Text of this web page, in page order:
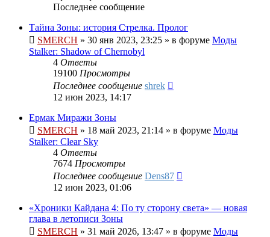
Последнее сообщение
Тайна Зоны: история Стрелка. Пролог
SMERCH » 30 янв 2023, 23:25 » в форуме Моды
Stalker: Shadow of Chernobyl
4 Ответы
19100 Просмотры
Последнее сообщение shrek
12 июн 2023, 14:17
Ермак Миражи Зоны
SMERCH » 18 май 2023, 21:14 » в форуме Моды
Stalker: Clear Sky
4 Ответы
7674 Просмотры
Последнее сообщение Dens87
12 июн 2023, 01:06
«Хроники Кайдана 4: По ту сторону света» — новая
глава в летописи Зоны
SMERCH » 31 май 2026, 13:47 » в форуме Моды